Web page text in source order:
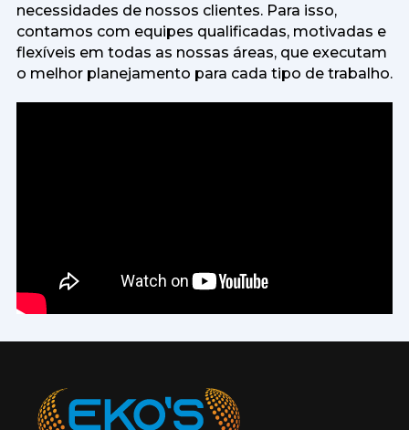
necessidades de nossos clientes. Para isso,
contamos com equipes qualificadas, motivadas e
flexíveis em todas as nossas áreas, que executam
o melhor planejamento para cada tipo de trabalho.